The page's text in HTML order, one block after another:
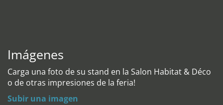
Imágenes
Carga una foto de su stand en la Salon Habitat & Déco
o de otras impresiones de la feria!
Subir una imagen